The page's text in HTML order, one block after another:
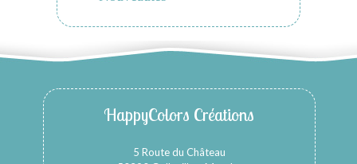
HappyColors Créations
5 Route du Château